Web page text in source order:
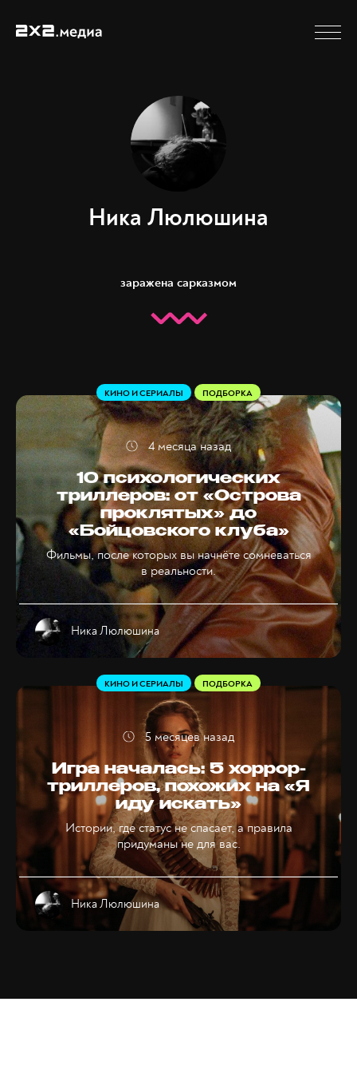
Ника Люлюшина
заражена сарказмом
10 психологических
триллеров: от «Острова
проклятых» до
«Бойцовского клуба»
Фильмы, после которых вы начнёте сомневаться
в реальности.
КИНО И СЕРИАЛЫ ПОДБОРКА
Ника Люлюшина
4 месяца назад
Игра началась: 5 хоррор-
триллеров, похожих на «Я
иду искать»
Истории, где статус не спасает, а правила
придуманы не для вас.
КИНО И СЕРИАЛЫ ПОДБОРКА
Ника Люлюшина
5 месяцев назад